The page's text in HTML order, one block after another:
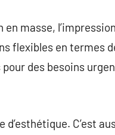
masse,
flexibles en termes
des besoins
C’est